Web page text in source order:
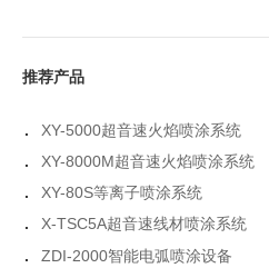
推荐产品
.
XY-5000超音速火焰喷涂系统
.
XY-8000M超音速火焰喷涂系统
.
XY-80S等离子喷涂系统
.
X-TSC5A超音速线材喷涂系统
.
ZDI-2000智能电弧喷涂设备